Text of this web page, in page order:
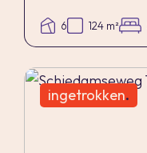
6 124 m²
ingetrokken.